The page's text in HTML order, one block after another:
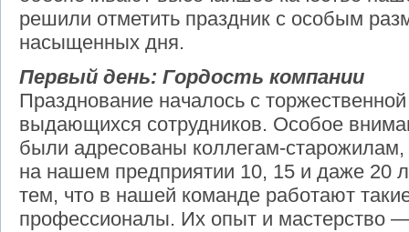
решили отметить праздник с особым
насыщенных дня.
Первый день: Гордость компании
Празднование началось с
выдающихся сотрудников. Особое
были адресованы коллегам-старожилам,
на нашем предприятии 10, 15 и даже 20
тем, что в нашей команде работают
профессионалы. Их опыт и мастерство